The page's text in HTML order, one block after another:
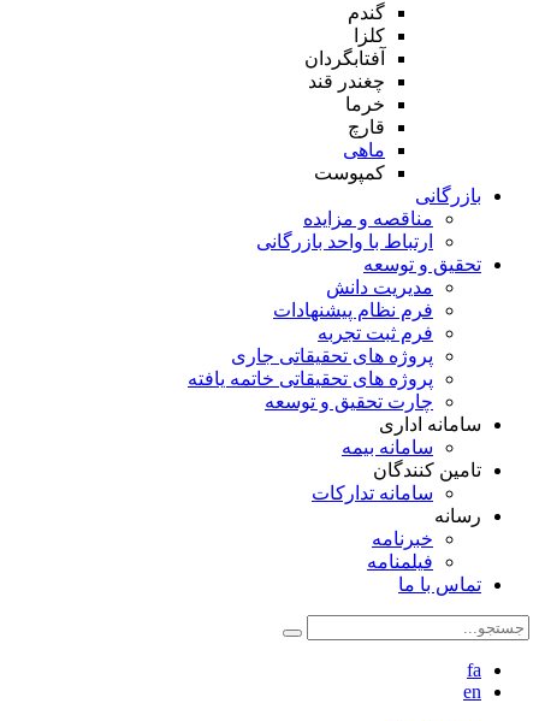
گندم
کلزا
آفتابگردان
چغندر قند
خرما
قارچ
ماهی
کمپوست
بازرگانی
مناقصه و مزایده
ارتباط با واحد بازرگانی
تحقیق و توسعه
مدیریت دانش
فرم نظام پیشنهادات
فرم ثبت تجربه
پروژه های تحقیقاتی جاری
پروژه های تحقیقاتی خاتمه یافته
چارت تحقیق و توسعه
سامانه اداری
سامانه بیمه
تامین کنندگان
سامانه تدارکات
رسانه
خبرنامه
فیلمنامه
تماس با ما
fa
en